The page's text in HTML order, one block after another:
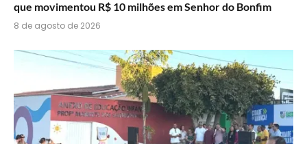
que movimentou R$ 10 milhões em Senhor do Bonfim
8 de agosto de 2026